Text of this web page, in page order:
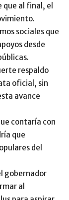
al final, el
sociales que
desde
respaldo
oficial, sin
avance
contaría con
que
del
gobernador
al